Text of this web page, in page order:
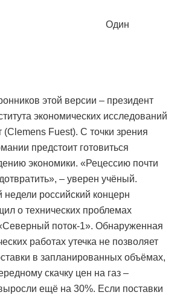
Один
этой версии – президент
экономических исследований
(Clemens Fuest). С точки зрения
предстоит готовиться
экономики. «Рецессию почти
– уверен учёный.
российский концерн
о технических проблемах
поток-1». Обнаруженная
работах утечка не позволяет
в запланированных объёмах,
скачку цен на газ –
ещё на 30%. Если поставки